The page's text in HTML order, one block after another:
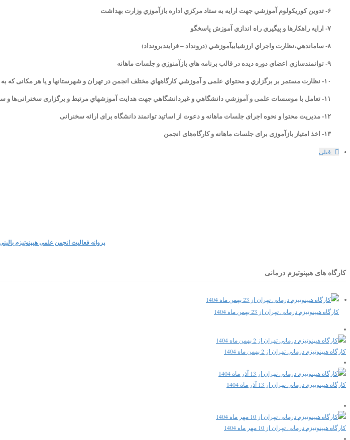
۶- تدوين كوريكولوم آموزشي جهت ارايه به ستاد مركزي اداره بازآموزي وزارت بهداشت
۷- ارايه راهكارها و پيگيري راه اندازي آموزش پاسخگو
۸- ساماندهي،نظارت واجراي ارزشيابيآموزشي (درونداد – فرايند‌برونداد)
۹- توانمندسازي اعضاي دوره ديده در قالب برنامه هاي بازآمنوزي و جلسات ماهانه
۱۰- نظارت مستمر بر برگزاري و محتواي علمی و آموزشي كارگاههاي مختلف انجمن در تهران و شهرستانها و یا هر مکانی که به نام انجمن برگزار ميشود.
۱۱- تعامل با موسسات علمی و آموزشي دانشگاهي و غيردانشگاهي جهت هدايت آموزشهاي مرتبط و برگزاری سخنرانی‌ها و سمینارها
۱۲- مدیریت محتوا و نحوه اجرای جلسات ماهانه و دعوت از اساتید توانمند دانشگاه برای ارائه سخنرانی
۱۳- اخذ امتیاز بازآموزی برای جلسات ماهانه و کارگاه‌های انجمن
قبلی
پروانه فعالیت انجمن علمی هیپنوتیزم
کارگاه های هیپنوتیزم درمانی
کارگاه هیپنوتیزم درمانی تهران از 23 بهمن ماه 1404
کارگاه هیپنوتیزم درمانی تهران از 2 بهمن ماه 1404
کارگاه هیپنوتیزم درمانی تهران از 13 آذر ماه 1404
کارگاه هیپنوتیزم درمانی تهران از 10 مهر ماه 1404